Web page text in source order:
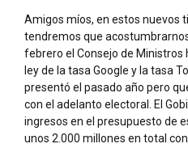
Amigos míos, en estos nuevos
tendremos que
febrero el Consejo de Ministros
ley de la tasa Google y la tasa
presentó el pasado año pero
con el adelanto electoral. El
ingresos en el presupuesto de
unos 2.000 millones en total